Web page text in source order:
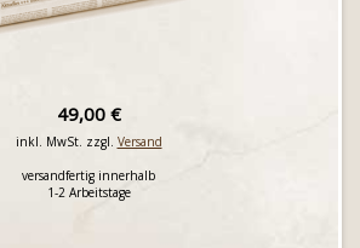
49,00 €
inkl. MwSt. zzgl. Versand
versandfertig innerhalb
1-2 Arbeitstage